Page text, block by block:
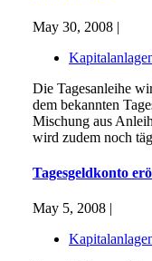
May 30, 2008 |
Die Tagesanleihe
dem bekannten
Mischung aus
wird zudem noch
Tagesgeldkonto
May 5, 2008 |